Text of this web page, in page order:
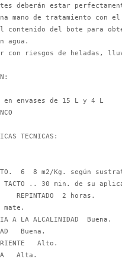
deberán estar
mano de tratamiento con
contenido del bote para
agua.
con riesgos de heladas,
en envases de 15 L y 4 L
TECNICAS:
6  8 m2/Kg. según
TACTO .. 30 min. de su
REPINTADO  2 horas.
mate.
A LA ALCALINIDAD  Buena.
Buena.
Alto.
Alta.